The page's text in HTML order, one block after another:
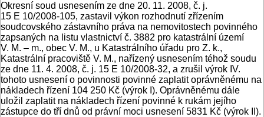
Okresní soud usnesením ze dne 20. 11. 2008, č. j.
15 E 10/2008-105, zastavil výkon rozhodnutí zřízením
soudcovského zástavního práva na nemovitostech povinného
zapsaných na listu vlastnictví č. 3882 pro katastrální území
V. M. – m., obec V. M., u Katastrálního úřadu pro Z. k.,
Katastrální pracoviště V. M., nařízený usnesením téhož soudu
ze dne 11. 4. 2008, č. j. 15 E 10/2008-32, a zrušil výrok IV.
tohoto usnesení o povinnosti povinné zaplatit oprávněnému na
nákladech řízení 104 250 Kč (výrok I). Oprávněnému dále
uložil zaplatit na nákladech řízení povinné k rukám jejího
zástupce do tří dnů od právní moci usnesení 5831 Kč (výrok II).